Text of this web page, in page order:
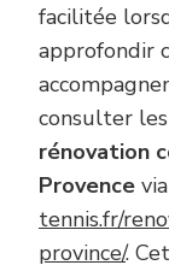
facilitée
approfondir
consulter
rénovation
Provence via
tennis.fr/
province/.